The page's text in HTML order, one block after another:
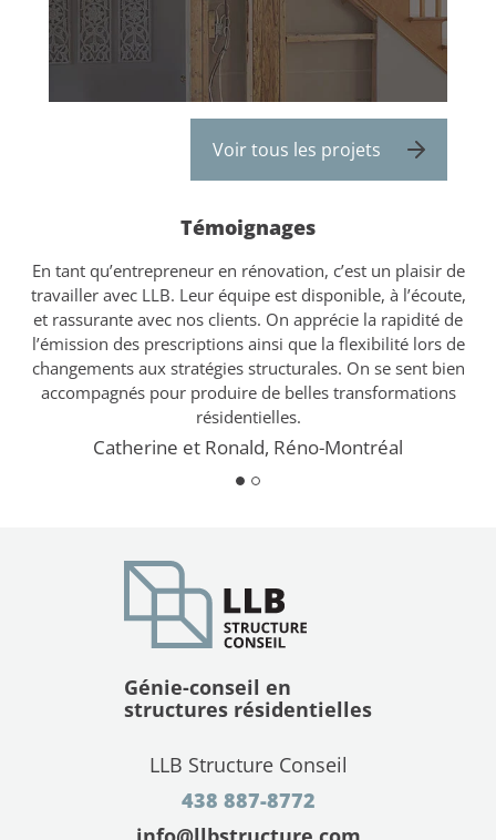
Voir tous les projets
Témoignages
En tant qu’entrepreneur en rénovation, c’est un plaisir de
travailler avec LLB. Leur équipe est disponible, à l’écoute,
et rassurante avec nos clients. On apprécie la rapidité de
l’émission des prescriptions ainsi que la flexibilité lors de
changements aux stratégies structurales. On se sent bien
accompagnés pour produire de belles transformations
résidentielles.
Catherine et Ronald, Réno-Montréal
Génie-conseil en
structures résidentielles
LLB Structure Conseil
438 887-8772